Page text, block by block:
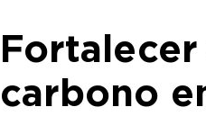
carbono